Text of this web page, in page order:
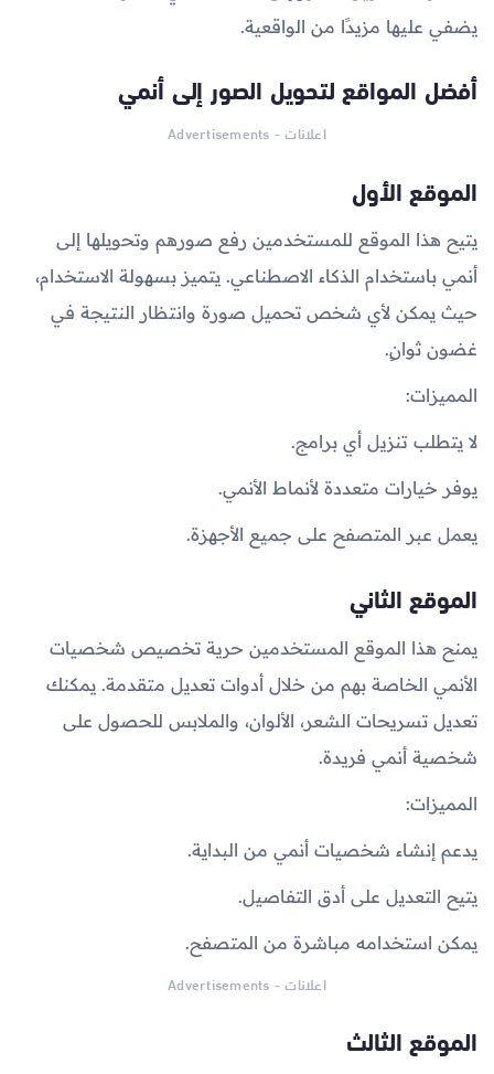
يضفي عليها مزيدًا من الواقعية.
أفضل المواقع لتحويل الصور إلى أنمي
اعلانات - Advertisements
الموقع الأول
يتيح هذا الموقع للمستخدمين رفع صورهم وتحويلها إلى
أنمي باستخدام الذكاء الاصطناعي. يتميز بسهولة الاستخدام،
حيث يمكن لأي شخص تحميل صورة وانتظار النتيجة في
غضون ثوانٍ.
المميزات:
لا يتطلب تنزيل أي برامج.
يوفر خيارات متعددة لأنماط الأنمي.
يعمل عبر المتصفح على جميع الأجهزة.
الموقع الثاني
يمنح هذا الموقع المستخدمين حرية تخصيص شخصيات
الأنمي الخاصة بهم من خلال أدوات تعديل متقدمة. يمكنك
تعديل تسريحات الشعر، الألوان، والملابس للحصول على
شخصية أنمي فريدة.
المميزات:
يدعم إنشاء شخصيات أنمي من البداية.
يتيح التعديل على أدق التفاصيل.
يمكن استخدامه مباشرة من المتصفح.
اعلانات - Advertisements
الموقع الثالث